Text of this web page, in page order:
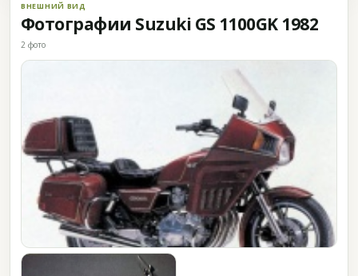
ВНЕШНИЙ ВИД
Фотографии Suzuki GS 1100GK 1982
2 фото